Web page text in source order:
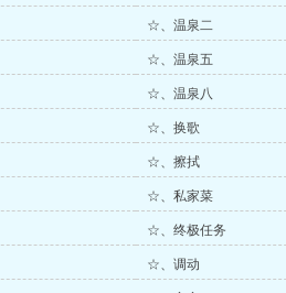
☆、温泉二
☆、温泉五
☆、温泉八
☆、换歌
☆、擦拭
☆、私家菜
☆、终极任务
☆、调动